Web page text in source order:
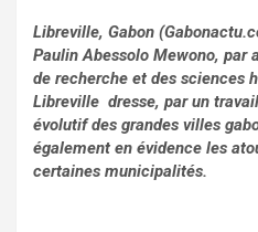
Libreville, Gabon
Paulin Abessolo Mewono, par
de recherche et des sciences
Libreville dresse, par un
évolutif des grandes villes
également en évidence les
certaines municipalités.